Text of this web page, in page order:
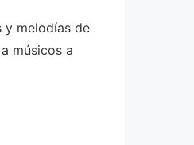
y melodías de
músicos a